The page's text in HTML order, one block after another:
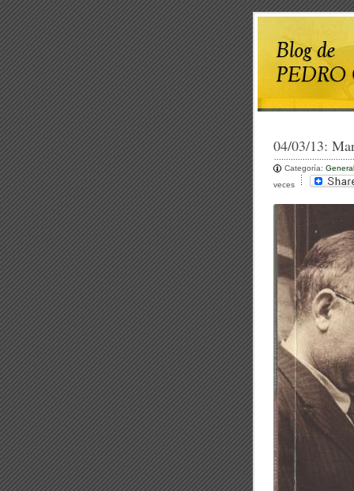
04/03/13:
Categoría: General
veces